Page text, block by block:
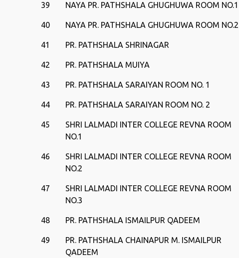
39 NAYA PR. PATHSHALA GHUGHUWA ROOM NO.1
40 NAYA PR. PATHSHALA GHUGHUWA ROOM NO.2
41 PR. PATHSHALA SHRINAGAR
42 PR. PATHSHALA MUIYA
43 PR. PATHSHALA SARAIYAN ROOM NO. 1
44 PR. PATHSHALA SARAIYAN ROOM NO. 2
45
SHRI LALMADI INTER COLLEGE REVNA ROOM
NO.1
46
SHRI LALMADI INTER COLLEGE REVNA ROOM
NO.2
47
SHRI LALMADI INTER COLLEGE REVNA ROOM
NO.3
48 PR. PATHSHALA ISMAILPUR QADEEM
49
PR. PATHSHALA CHAINAPUR M. ISMAILPUR
QADEEM